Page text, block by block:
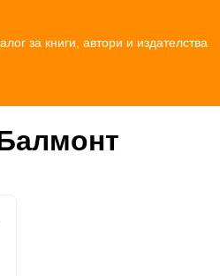
за книги, автори и издателства